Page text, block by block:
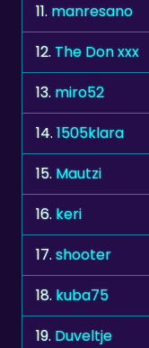
11. manresano
12. The Don xxx
13. miro52
14.1505klara
15. Mautzi
16. keri
17.shooter
18. kuba75
19. Duveltje